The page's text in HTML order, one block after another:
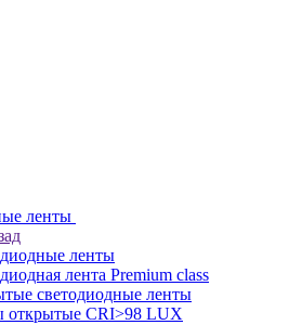
ленты
ленты
лента Premium class
светодиодные ленты
открытые CRI>98 LUX